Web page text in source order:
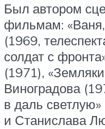
Был автором
фильмам: «Ваня,
(1969,
солдат с
(1971),
Виноградова
в даль
и Станислава